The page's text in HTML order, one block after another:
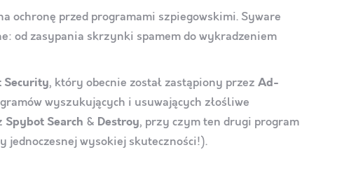
ochronę przed programami szpiegowskimi. Syware
od zasypania skrzynki spamem do wykradzeniem
Security, który obecnie został zastąpiony przez Ad-
wyszukujących i usuwających złośliwe
Spybot Search & Destroy, przy czym ten drugi program
wysokiej skuteczności!).